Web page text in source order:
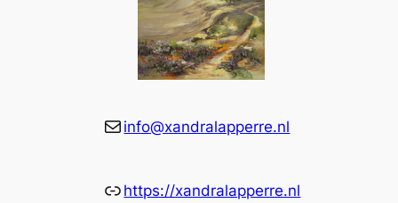
E-mailinfo@xandralapperre.nl
Linkhttps://xandralapperre.nl